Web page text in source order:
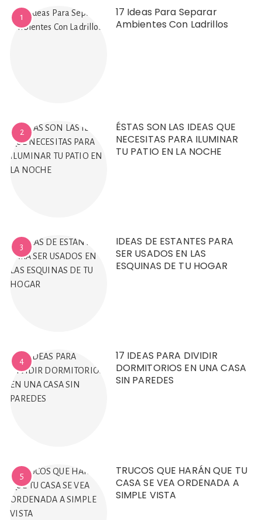
1
17 Ideas Para Separar
Ambientes Con Ladrillos
2
ÉSTAS SON LAS IDEAS QUE
NECESITAS PARA ILUMINAR
TU PATIO EN LA NOCHE
3
IDEAS DE ESTANTES PARA
SER USADOS EN LAS
ESQUINAS DE TU HOGAR
4
17 IDEAS PARA DIVIDIR
DORMITORIOS EN UNA CASA
SIN PAREDES
5
TRUCOS QUE HARÁN QUE TU
CASA SE VEA ORDENADA A
SIMPLE VISTA